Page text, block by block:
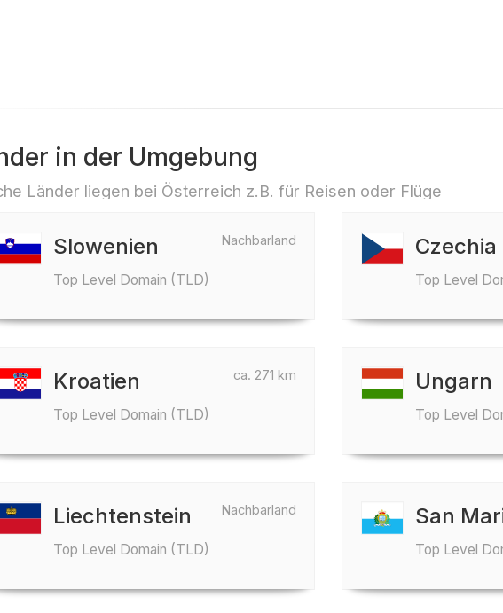
in der Umgebung
Länder liegen bei Österreich z.B. für Reisen oder Flüge
Nachbarland
Slowenien
Top Level Domain (TLD)
Czechia
Top Level
ca. 271 km
Kroatien
Top Level Domain (TLD)
Ungarn
Top Level
Nachbarland
Liechtenstein
Top Level Domain (TLD)
San
Top Level